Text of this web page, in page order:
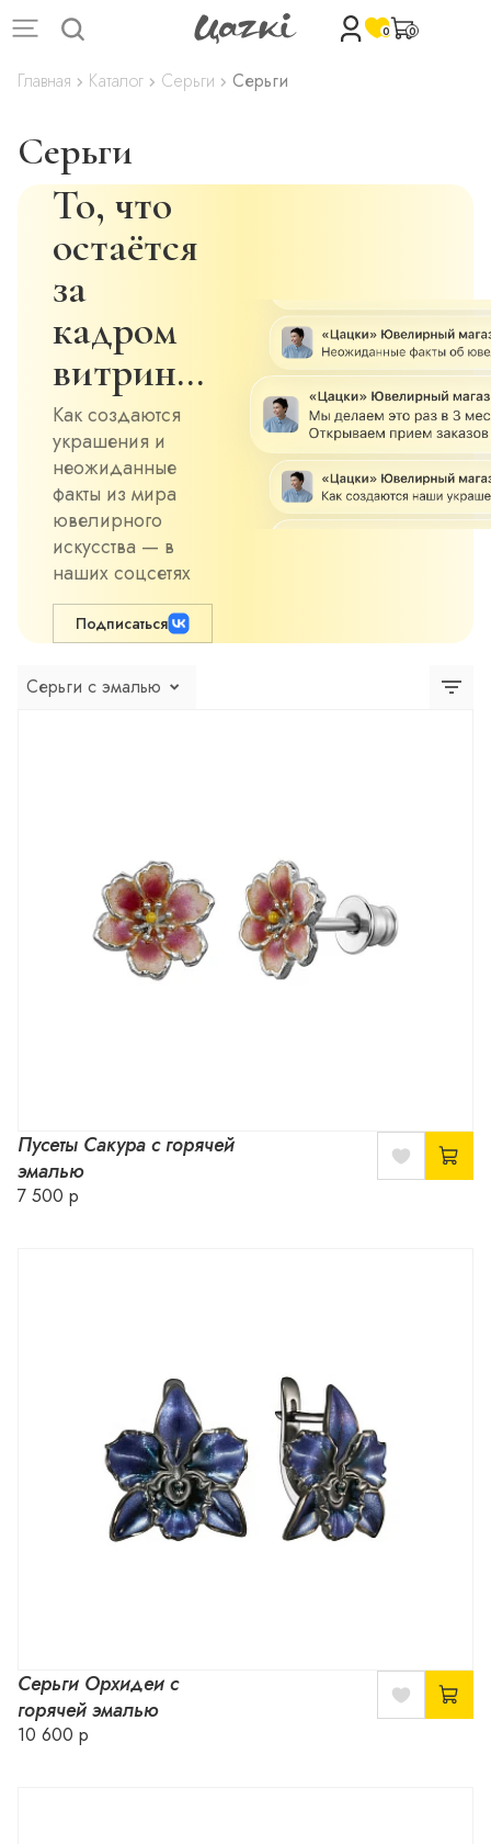
0 0
Главная Каталог Серьги Серьги
Серьги
То, что
остаётся
за
кадром
витрин…
Как создаются
украшения и
неожиданные
факты из мира
ювелирного
искусства — в
наших соцсетях
Подписаться
Серьги с эмалью
Пусеты Сакура с горячей
эмалью
7 500 р
Серьги Орхидеи с
горячей эмалью
10 600 р